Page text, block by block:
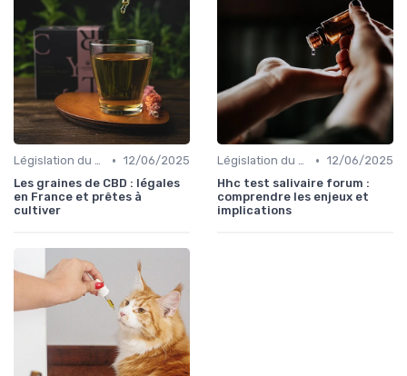
Législation du CBD • 12/06/2025
Les graines de CBD : légales
en France et prêtes à
cultiver
Législation du CBD • 12/06/2025
Hhc test salivaire forum :
comprendre les enjeux et
implications